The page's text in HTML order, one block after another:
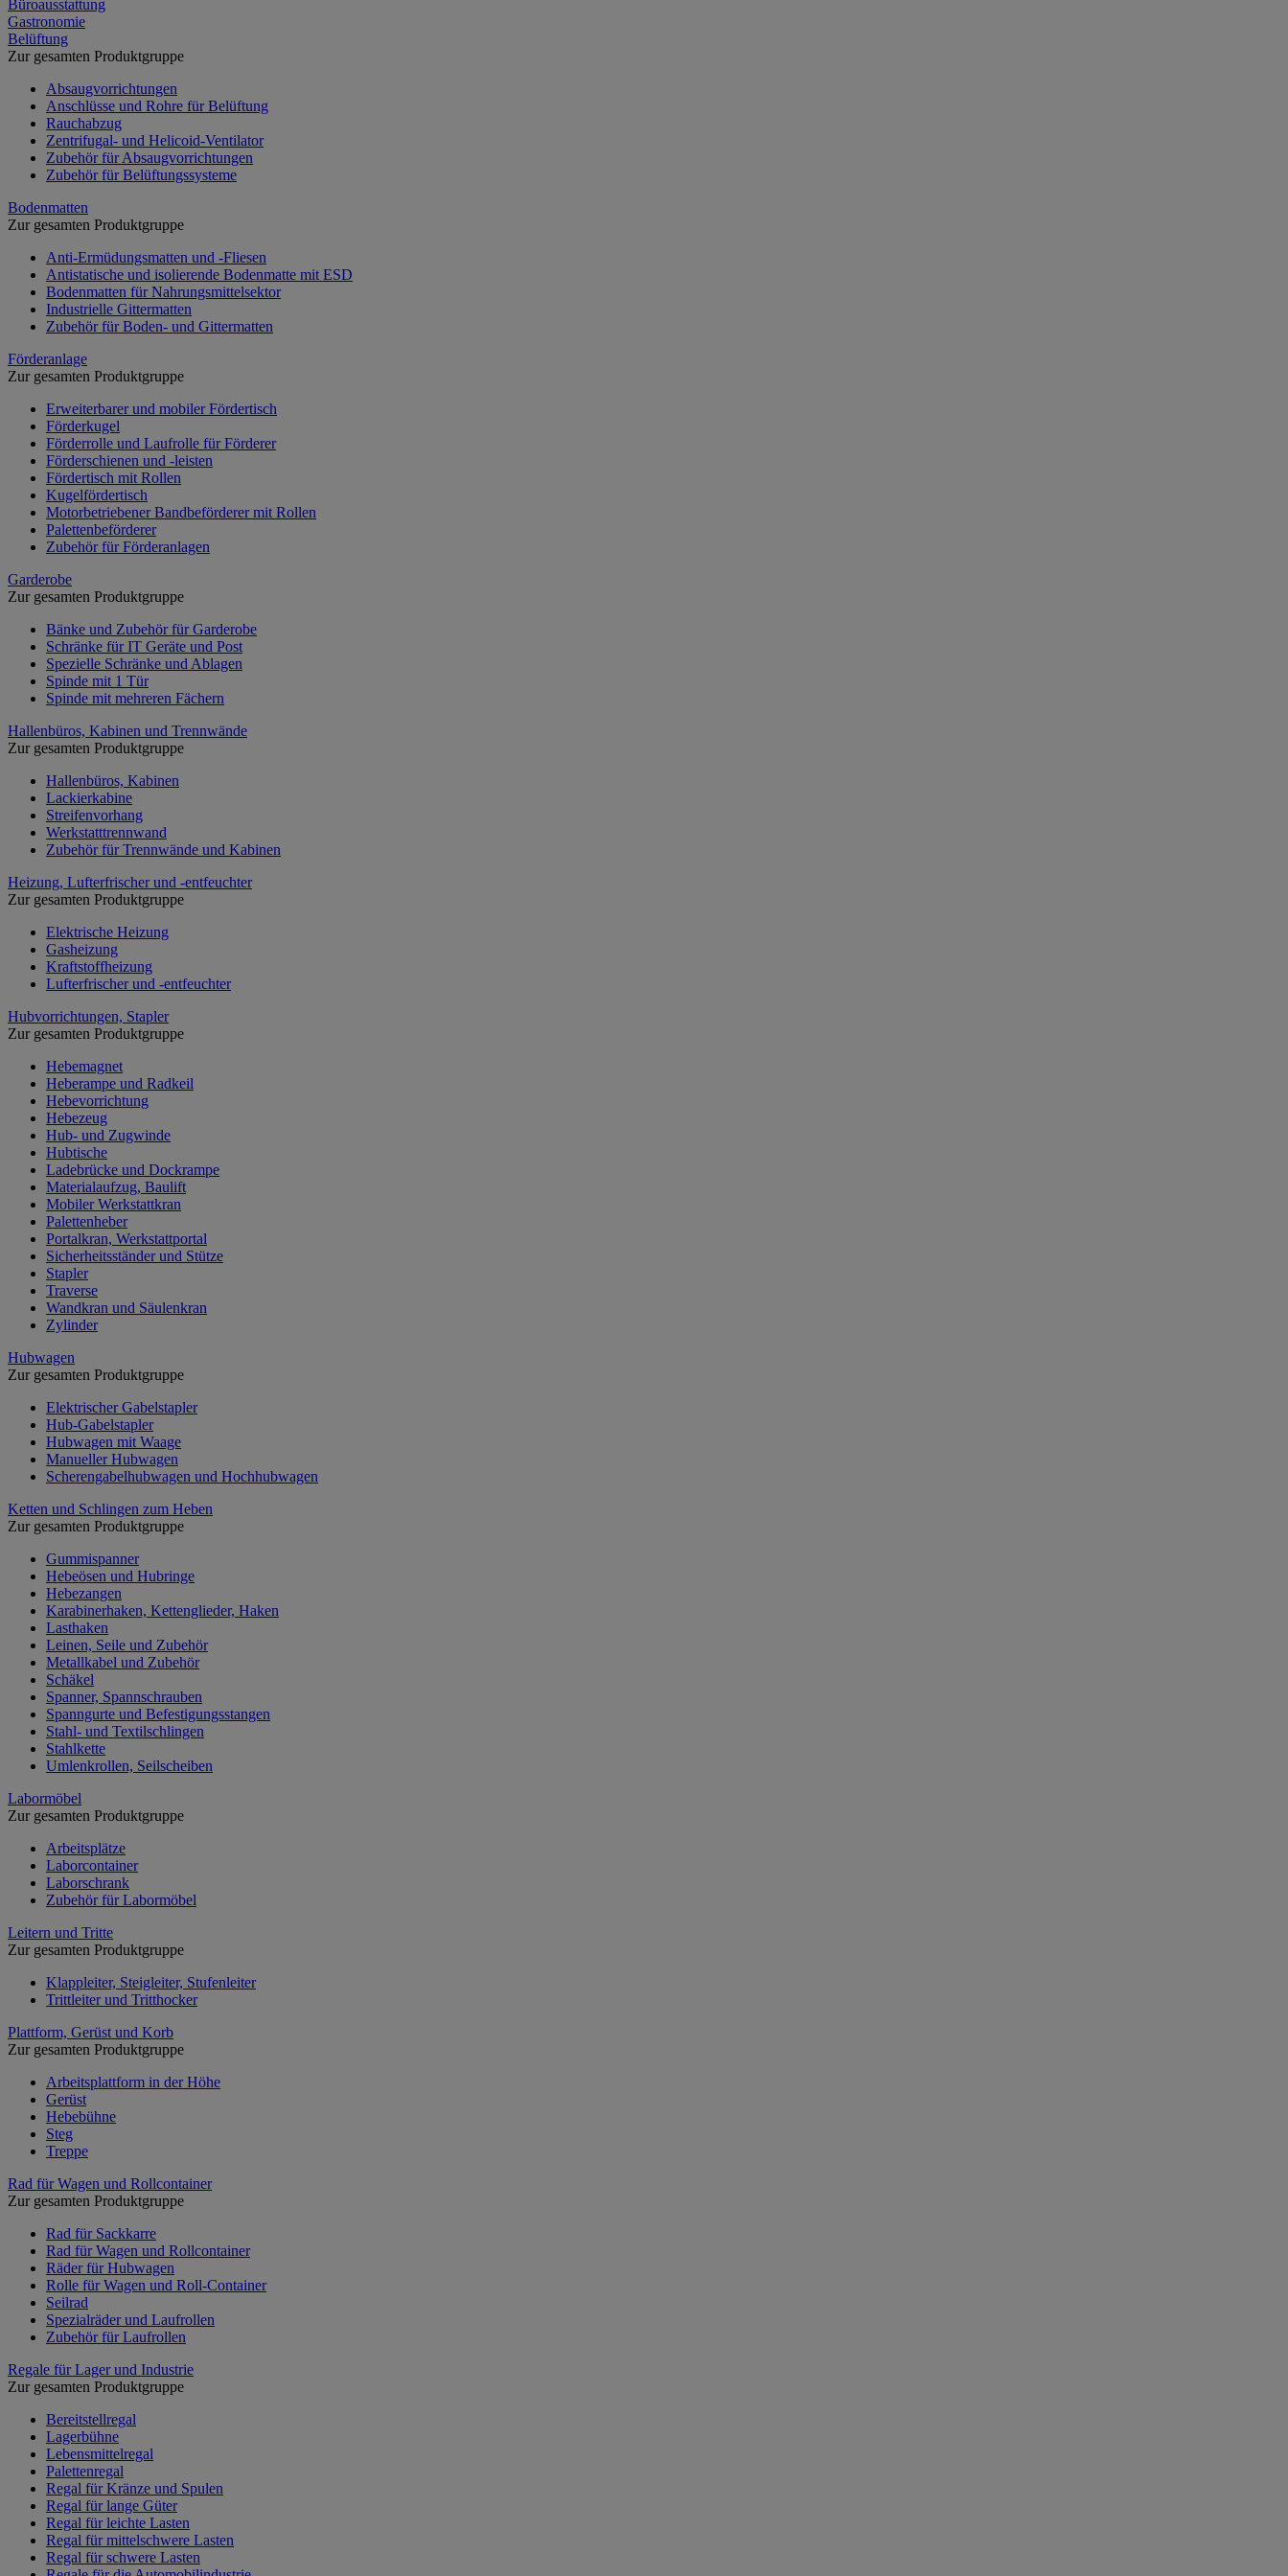
Büroausstattung
Gastronomie
Belüftung
Zur gesamten Produktgruppe
Absaugvorrichtungen
Anschlüsse und Rohre für Belüftung
Rauchabzug
Zentrifugal- und Helicoid-Ventilator
Zubehör für Absaugvorrichtungen
Zubehör für Belüftungssysteme
Bodenmatten
Zur gesamten Produktgruppe
Anti-Ermüdungsmatten und -Fliesen
Antistatische und isolierende Bodenmatte mit ESD
Bodenmatten für Nahrungsmittelsektor
Industrielle Gittermatten
Zubehör für Boden- und Gittermatten
Förderanlage
Zur gesamten Produktgruppe
Erweiterbarer und mobiler Fördertisch
Förderkugel
Förderrolle und Laufrolle für Förderer
Förderschienen und -leisten
Fördertisch mit Rollen
Kugelfördertisch
Motorbetriebener Bandbeförderer mit Rollen
Palettenbeförderer
Zubehör für Förderanlagen
Garderobe
Zur gesamten Produktgruppe
Bänke und Zubehör für Garderobe
Schränke für IT Geräte und Post
Spezielle Schränke und Ablagen
Spinde mit 1 Tür
Spinde mit mehreren Fächern
Hallenbüros, Kabinen und Trennwände
Zur gesamten Produktgruppe
Hallenbüros, Kabinen
Lackierkabine
Streifenvorhang
Werkstatttrennwand
Zubehör für Trennwände und Kabinen
Heizung, Lufterfrischer und -entfeuchter
Zur gesamten Produktgruppe
Elektrische Heizung
Gasheizung
Kraftstoffheizung
Lufterfrischer und -entfeuchter
Hubvorrichtungen, Stapler
Zur gesamten Produktgruppe
Hebemagnet
Heberampe und Radkeil
Hebevorrichtung
Hebezeug
Hub- und Zugwinde
Hubtische
Ladebrücke und Dockrampe
Materialaufzug, Baulift
Mobiler Werkstattkran
Palettenheber
Portalkran, Werkstattportal
Sicherheitsständer und Stütze
Stapler
Traverse
Wandkran und Säulenkran
Zylinder
Hubwagen
Zur gesamten Produktgruppe
Elektrischer Gabelstapler
Hub-Gabelstapler
Hubwagen mit Waage
Manueller Hubwagen
Scherengabelhubwagen und Hochhubwagen
Ketten und Schlingen zum Heben
Zur gesamten Produktgruppe
Gummispanner
Hebeösen und Hubringe
Hebezangen
Karabinerhaken, Kettenglieder, Haken
Lasthaken
Leinen, Seile und Zubehör
Metallkabel und Zubehör
Schäkel
Spanner, Spannschrauben
Spanngurte und Befestigungsstangen
Stahl- und Textilschlingen
Stahlkette
Umlenkrollen, Seilscheiben
Labormöbel
Zur gesamten Produktgruppe
Arbeitsplätze
Laborcontainer
Laborschrank
Zubehör für Labormöbel
Leitern und Tritte
Zur gesamten Produktgruppe
Klappleiter, Steigleiter, Stufenleiter
Trittleiter und Tritthocker
Plattform, Gerüst und Korb
Zur gesamten Produktgruppe
Arbeitsplattform in der Höhe
Gerüst
Hebebühne
Steg
Treppe
Rad für Wagen und Rollcontainer
Zur gesamten Produktgruppe
Rad für Sackkarre
Rad für Wagen und Rollcontainer
Räder für Hubwagen
Rolle für Wagen und Roll-Container
Seilrad
Spezialräder und Laufrollen
Zubehör für Laufrollen
Regale für Lager und Industrie
Zur gesamten Produktgruppe
Bereitstellregal
Lagerbühne
Lebensmittelregal
Palettenregal
Regal für Kränze und Spulen
Regal für lange Güter
Regal für leichte Lasten
Regal für mittelschwere Lasten
Regal für schwere Lasten